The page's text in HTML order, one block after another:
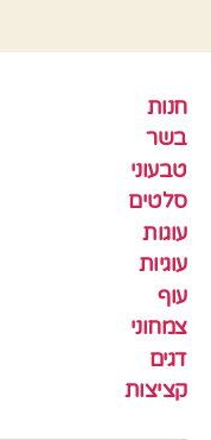
חנות
בשר
טבעוני
סלטים
עוגות
עוגיות
עוף
צמחוני
דגים
קציצות